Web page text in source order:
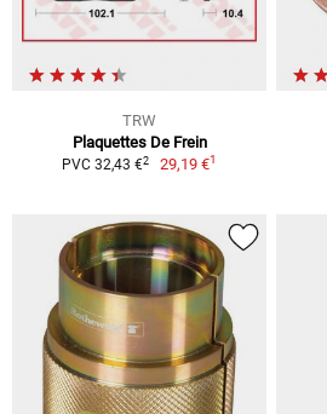
TRW
Plaquettes De Frein
PVC 32,43 €2 29,19 €1